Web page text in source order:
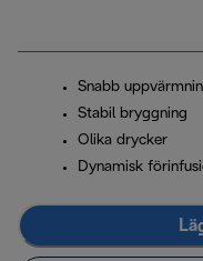
Snabb
Stabil bryggning
Olika drycker
Dynamisk